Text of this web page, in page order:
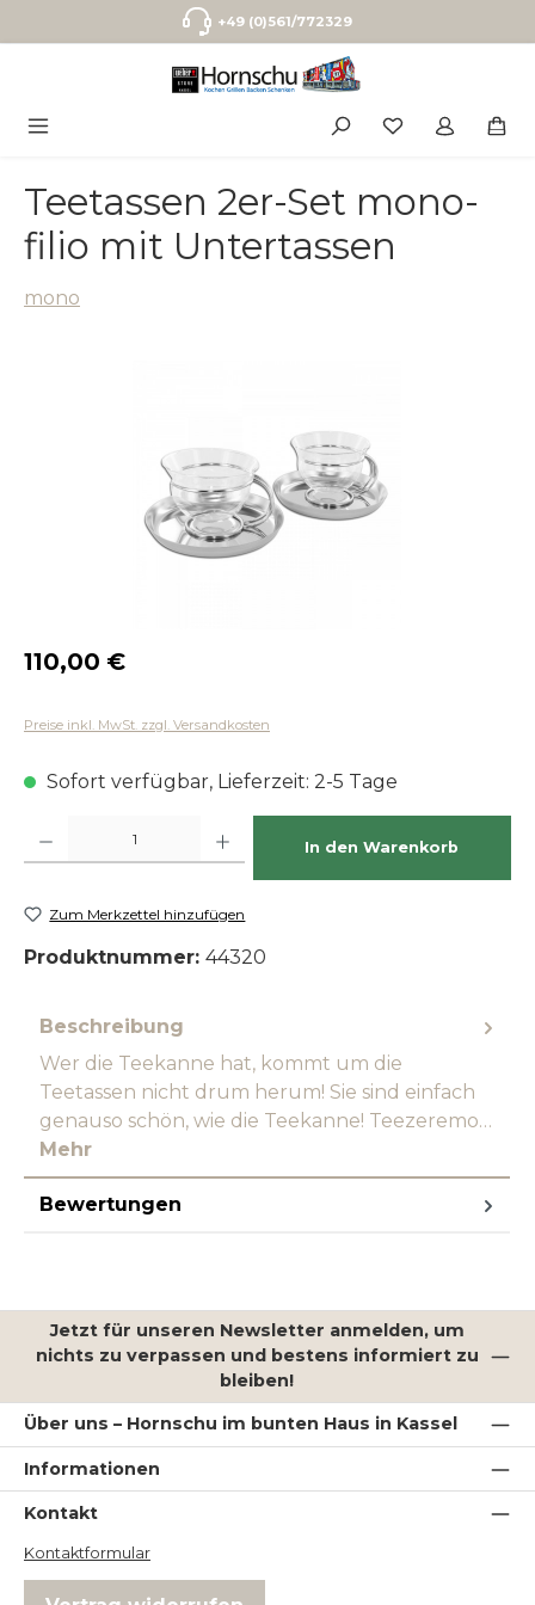
Zum Hauptinhalt springen+49 (0)561/772329
Teetassen 2er-Set mono-
filio mit Untertassen
mono
Regulärer Preis:
110,00 €
Preise inkl. MwSt. zzgl. Versandkosten
Sofort verfügbar, Lieferzeit: 2-5 Tage
In den Warenkorb
Zum Merkzettel hinzufügen
Produktnummer: 44320
Beschreibung
Wer die Teekanne hat, kommt um die
Teetassen nicht drum herum! Sie sind einfach
genauso schön, wie die Teekanne! Teezeremo…
Mehr
Bewertungen
Jetzt für unseren Newsletter anmelden, um
nichts zu verpassen und bestens informiert zu
bleiben!
Über uns – Hornschu im bunten Haus in Kassel
Informationen
Kontakt
Kontaktformular